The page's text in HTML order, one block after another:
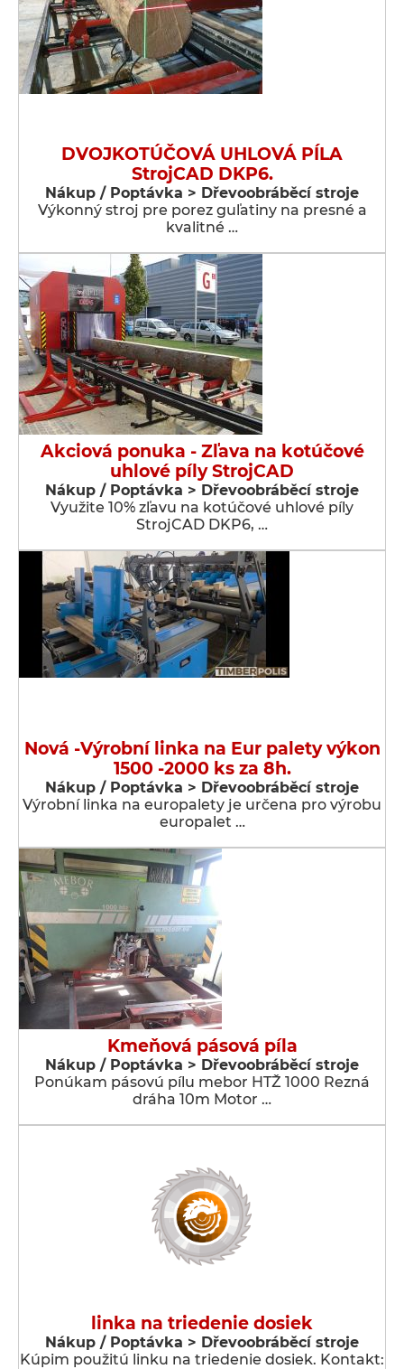
DVOJKOTÚČOVÁ UHLOVÁ PÍLA
StrojCAD DKP6.
Nákup / Poptávka > Dřevoobráběcí stroje
Výkonný stroj pre porez guľatiny na presné a
kvalitné …
Akciová ponuka - Zľava na kotúčové
uhlové píly StrojCAD
Nákup / Poptávka > Dřevoobráběcí stroje
Využite 10% zľavu na kotúčové uhlové píly
StrojCAD DKP6, …
Nová -Výrobní linka na Eur palety výkon
1500 -2000 ks za 8h.
Nákup / Poptávka > Dřevoobráběcí stroje
Výrobní linka na europalety je určena pro výrobu
europalet …
Kmeňová pásová píla
Nákup / Poptávka > Dřevoobráběcí stroje
Ponúkam pásovú pílu mebor HTŽ 1000 Rezná
dráha 10m Motor …
linka na triedenie dosiek
Nákup / Poptávka > Dřevoobráběcí stroje
Kúpim použitú linku na triedenie dosiek. Kontakt: